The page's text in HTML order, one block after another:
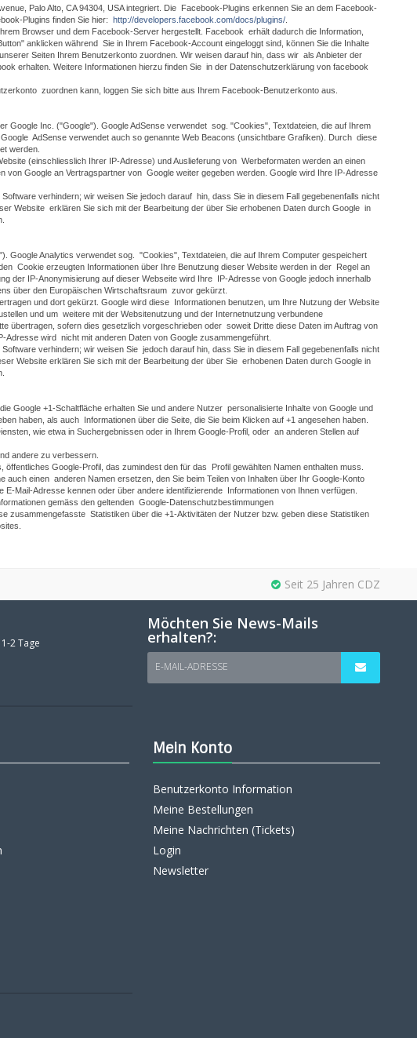
Palo Alto, CA 94304, USA integriert. Die Facebook-Plugins erkennen Sie an dem Facebook-
Plugins finden Sie hier: http://developers.facebook.com/docs/plugins/
Browser und dem Facebook-Server hergestellt. Facebook erhält dadurch die Information,
anklicken während Sie in Ihrem Facebook-Account eingeloggt sind, können Sie die Inhalte
Seiten Ihrem Benutzerkonto zuordnen. Wir weisen darauf hin, dass wir als Anbieter der
erhalten. Weitere Informationen hierzu finden Sie in der Datenschutzerklärung von facebook
zuordnen kann, loggen Sie sich bitte aus Ihrem Facebook-Benutzerkonto aus.
Google Inc. ("Google"). Google AdSense verwendet sog. "Cookies", Textdateien, die auf Ihrem
AdSense verwendet auch so genannte Web Beacons (unsichtbare Grafiken). Durch diese
werden.
(einschliesslich Ihrer IP-Adresse) und Auslieferung von Werbeformaten werden an einen
Google an Vertragspartner von Google weiter gegeben werden. Google wird Ihre IP-Adresse
verhindern; wir weisen Sie jedoch darauf hin, dass Sie in diesem Fall gegebenenfalls nicht
Website erklären Sie sich mit der Bearbeitung der über Sie erhobenen Daten durch Google in
Google Analytics verwendet sog. "Cookies", Textdateien, die auf Ihrem Computer gespeichert
Cookie erzeugten Informationen über Ihre Benutzung dieser Website werden in der Regel an
der IP-Anonymisierung auf dieser Webseite wird Ihre IP-Adresse von Google jedoch innerhalb
über den Europäischen Wirtschaftsraum zuvor gekürzt.
und dort gekürzt. Google wird diese Informationen benutzen, um Ihre Nutzung der Website
und um weitere mit der Websitenutzung und der Internetnutzung verbundene
übertragen, sofern dies gesetzlich vorgeschrieben oder soweit Dritte diese Daten im Auftrag von
wird nicht mit anderen Daten von Google zusammengeführt.
verhindern; wir weisen Sie jedoch darauf hin, dass Sie in diesem Fall gegebenenfalls nicht
Website erklären Sie sich mit der Bearbeitung der über Sie erhobenen Daten durch Google in
Google +1-Schaltfläche erhalten Sie und andere Nutzer personalisierte Inhalte von Google und
haben, als auch Informationen über die Seite, die Sie beim Klicken auf +1 angesehen haben.
wie etwa in Suchergebnissen oder in Ihrem Google-Profil, oder an anderen Stellen auf
andere zu verbessern.
Google-Profil, das zumindest den für das Profil gewählten Namen enthalten muss.
einen anderen Namen ersetzen, den Sie beim Teilen von Inhalten über Ihr Google-Konto
Mail-Adresse kennen oder über andere identifizierende Informationen von Ihnen verfügen.
gemäss den geltenden Google-Datenschutzbestimmungen
zusammengefasste Statistiken über die +1-Aktivitäten der Nutzer bzw. geben diese Statistiken
Seit 25 Jahren CDZ
2 Tage
Möchten Sie News-Mails
erhalten?:
E-MAIL-ADRESSE
Mein Konto
Benutzerkonto Information
Meine Bestellungen
Meine Nachrichten (Tickets)
Login
Newsletter